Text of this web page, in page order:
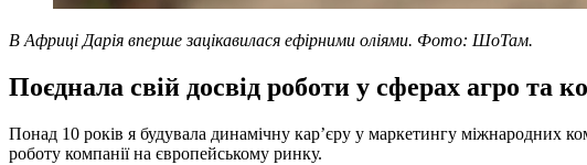
В Африці Дарія вперше зацікавилася ефірними оліями. Фото: ШоТам.
Поєднала свій досвід роботи у сферах агро та
Понад 10 років я будувала динамічну карʼєру у маркетингу міжнародних
роботу компанії на європейському ринку.